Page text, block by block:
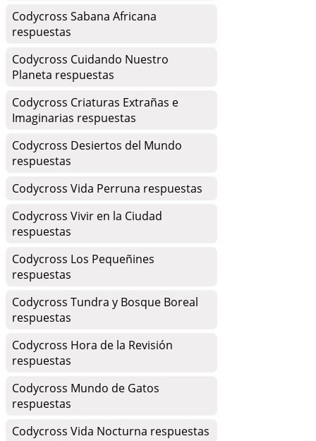
Codycross Sabana Africana
respuestas
Codycross Cuidando Nuestro
Planeta respuestas
Codycross Criaturas Extrañas e
Imaginarias respuestas
Codycross Desiertos del Mundo
respuestas
Codycross Vida Perruna respuestas
Codycross Vivir en la Ciudad
respuestas
Codycross Los Pequeñines
respuestas
Codycross Tundra y Bosque Boreal
respuestas
Codycross Hora de la Revisión
respuestas
Codycross Mundo de Gatos
respuestas
Codycross Vida Nocturna respuestas